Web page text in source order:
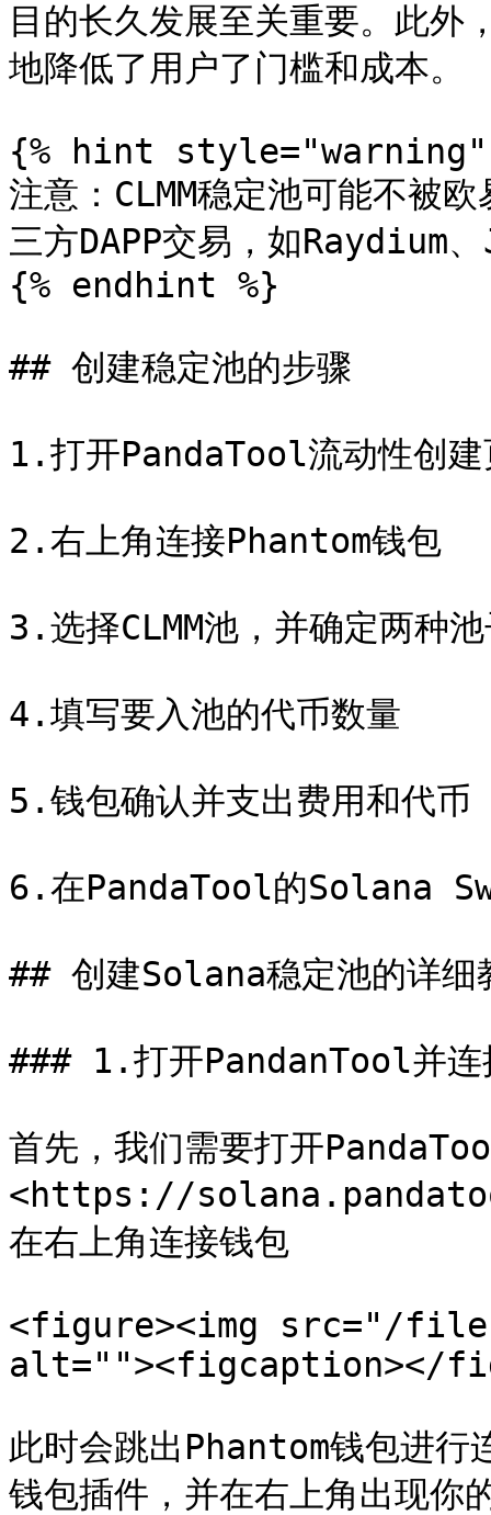
目的长久发展至关重要。此外
地降低了用户了门槛和成本。
{% hint style="warning"
注意：CLMM稳定池可能不被
三方DAPP交易，如Raydium
{% endhint %}
## 创建稳定池的步骤
1.打开PandaTool流动性创建
2.右上角连接Phantom钱包
3.选择CLMM池，并确定两种
4.填写要入池的代币数量
5.钱包确认并支出费用和代币
6.在PandaTool的Solana
## 创建Solana稳定池的详细
### 1.打开PandanTool并连
首先，我们需要打开
<https://
在右上角连接钱包
<figure><img src="/files/
alt=""><figcaption></
此时会跳出Phantom钱包进行
钱包插件，并在右上角出现你